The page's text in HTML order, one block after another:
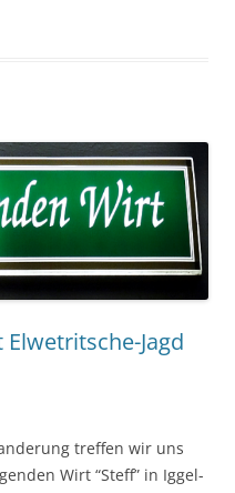
Jagd
tre­f­fen wir uns
Wirt “Steff” in Iggel­